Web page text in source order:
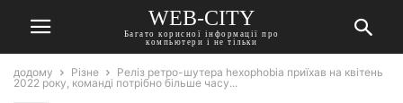
WEB-CITY
Багато корисної інформації про
компьютери і не тільки
додому Різне
Реліз ретро-шутера hexophobia приїхав на квітень
2022 року, команді потрібно більше часу...